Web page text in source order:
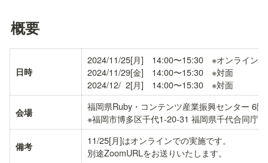
概要
日時
2024/11/25[月]　14:00〜15:30　※オンライン
2024/11/29[金]　14:00〜15:30　※対面
2024/12/  2[月]　14:00〜15:30　※対面
会場
福岡県Ruby・コンテンツ産業振興センター 6階
※福岡市博多区千代1-20-31 福岡県千代合同庁
備考
11/25[月]はオンラインでの実施です。
別途ZoomURLをお送りいたします。